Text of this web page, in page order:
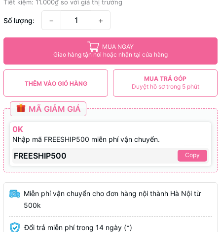
Tiết kiệm: 11.000₫ so với giá thị trường
Số lượng: − +
MUA NGAY
Giao hàng tận nơi hoặc nhận tại cửa hàng
THÊM VÀO GIỎ HÀNG
MUA TRẢ GÓP
Duyệt hồ sơ trong 5 phút
MÃ GIẢM GIÁ
0K
Nhập mã FREESHIP500 miễn phí vận chuyển.
FREESHIP500 Copy
Miễn phí vận chuyển cho đơn hàng nội thành Hà Nội từ
500k
Đổi trả miễn phí trong 14 ngày (*)